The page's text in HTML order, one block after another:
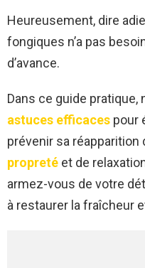
Heureusement, dire
fongiques n’a pas
d’avance.
Dans ce guide
astuces efficaces pour
prévenir sa
propreté et de
armez-vous de votre
à restaurer la fraîcheur